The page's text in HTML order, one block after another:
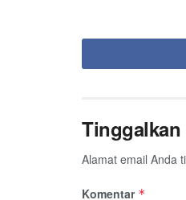
Tinggalkan
Alamat email Anda
Komentar *